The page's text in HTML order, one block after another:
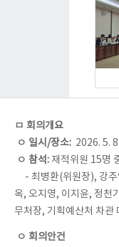
ㅁ 회의개요
ㅇ 일시/장소: 2026. 5.
ㅇ 참석: 재적위원 15명
- 최병환(위원장), 강주
옥, 오지영, 이지윤, 정천
무처장, 기획예산처 차관
ㅇ 회의안건